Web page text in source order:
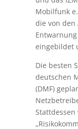
Mobilfunk
die von
eingebildet
Die besten
deutschen
(DMF)